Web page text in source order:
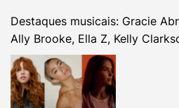
Destaques musicais: Gracie
Ally Brooke, Ella Z, Kelly